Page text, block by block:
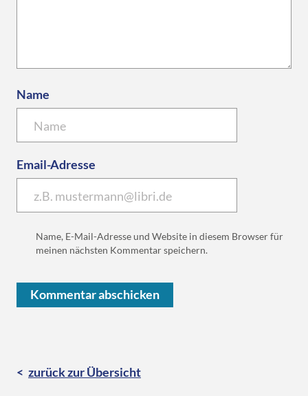
Name
Email-Adresse
Name, E-Mail-Adresse und Website in diesem Browser für
meinen nächsten Kommentar speichern.
zurück zur Übersicht